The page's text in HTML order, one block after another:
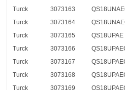
Turck
3073163
Turck
3073164
Turck
3073165
QS18UPAE
Turck
3073166
Turck
3073167
Turck
3073168
Turck
3073169